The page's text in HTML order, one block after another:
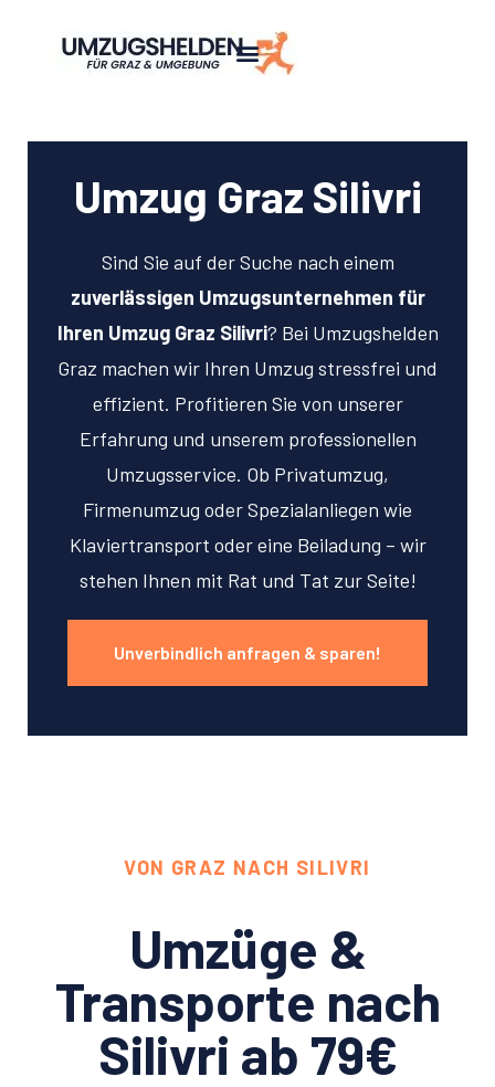
Umzug Graz Silivri
Sind Sie auf der Suche nach einem
zuverlässigen Umzugsunternehmen für
Ihren Umzug Graz Silivri? Bei Umzugshelden
Graz machen wir Ihren Umzug stressfrei und
effizient. Profitieren Sie von unserer
Erfahrung und unserem professionellen
Umzugsservice. Ob Privatumzug,
Firmenumzug oder Spezialanliegen wie
Klaviertransport oder eine Beiladung – wir
stehen Ihnen mit Rat und Tat zur Seite!
Unverbindlich anfragen & sparen!
VON GRAZ NACH SILIVRI
Umzüge &
Transporte nach
Silivri ab 79€